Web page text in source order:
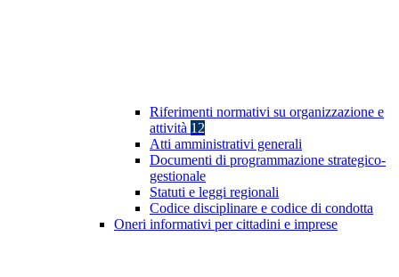
Riferimenti normativi su organizzazione e
attività 12
Atti amministrativi generali
Documenti di programmazione strategico-
gestionale
Statuti e leggi regionali
Codice disciplinare e codice di condotta
Oneri informativi per cittadini e imprese